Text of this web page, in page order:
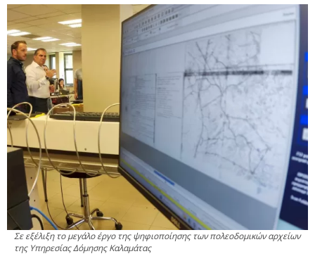
Σε εξέλιξη το μεγάλο έργο της ψηφιοποίησης των πολεοδομικών αρχείων
της Υπηρεσίας Δόμησης Καλαμάτας